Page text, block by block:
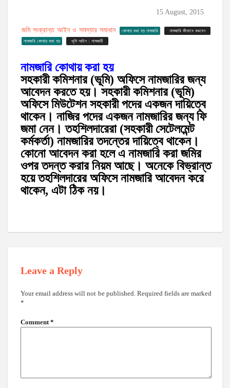
15 August, 2015
জমি সংক্রান্ত আইন ও সমস্যার সমাধান কোথায় করা হয় নামজারি
নামজারি কীভাবে করবেন
নামজারি কোথায় করা হয়
ভূমি আইন : নামজারী
নামজারি কোথায় করা হয়
সহকারী কমিশনার (ভূমি) অফিসে নামজারির জন্য
আবেদন করতে হয়। সহকারী কমিশনার (ভূমি)
অফিসে মিউটেশন সহকারী পদের একজন দায়িত্বে
থাকেন। নাজির পদের একজন নামজারির জন্য ফি
জমা নেন। তহশিলদারেরা (সহকারী সেটেলমেন্ট
কর্মকর্তা) নামজারির তদন্তের দায়িত্বে থাকেন।
কোনো আবেদন করা হলে এ নামজারি করা জমির
ওপর তদন্ত করার নিয়ম আছে। অনেকে বিভ্রান্ত
হয়ে তহশিলদারের অফিসে নামজারি আবেদন করে
থাকেন, এটা ঠিক নয়।
Leave a Reply
Your email address will not be published. Required fields are marked
*
Comment *